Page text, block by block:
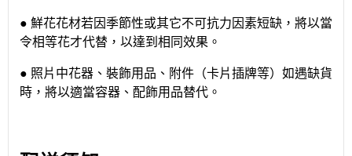
● 鮮花花材若因季節性或其它不可抗力因素短缺，將以當
令相等花才代替，以達到相同效果。
● 照片中花器、裝飾用品、附件（卡片插牌等）如遇缺貨
時，將以適當容器、配飾用品替代。